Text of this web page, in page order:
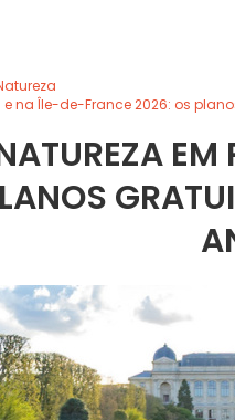
e na Île-de-France 2026: os